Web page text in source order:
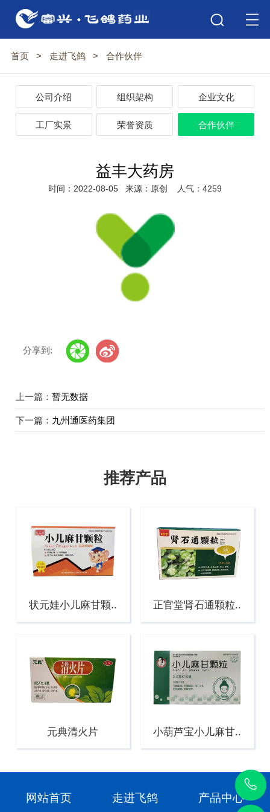
首页 > 走进飞鸽 > 合作伙伴
公司介绍 组织架构 企业文化
工厂实景 荣誉资质 合作伙伴
益丰大药房
时间：2022-08-05 来源：原创 人气：4259
分享到:
上一篇： 暂无数据
下一篇： 九州通医药集团
推荐产品
状元娃小儿麻甘颗.. 正官堂肾石通颗粒..
元典清火片 小葫芦宝小儿麻甘..
网站首页 走进飞鸽 产品中心